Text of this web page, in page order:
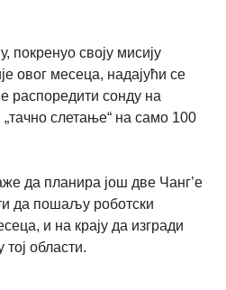
покренуо своју мисију
овог месеца, надајући се
распоредити сонду на
слетање“ на само 100
да планира још две Чанг’е
да пошаљу роботски
и на крају да изгради
области.